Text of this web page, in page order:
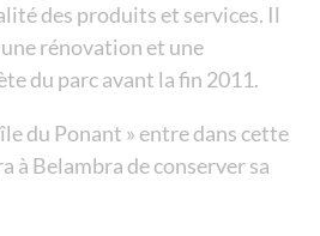
des produits et services. Il
rénovation et une
du parc avant la fin 2011.
du Ponant » entre dans cette
à Belambra de conserver sa